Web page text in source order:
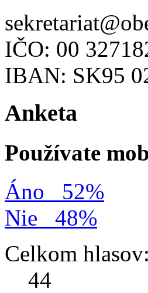
IČO: 00
IBAN: SK95
Anketa
Používate
Áno
52%
Nie
48%
Celkom hlasov:
44